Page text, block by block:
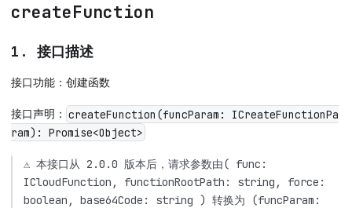
createFunction
1. 接口描述
接口功能：创建函数
接口声明： createFunction(funcParam: ICreateFunctionPa
ram): Promise<Object>
⚠️ 本接口从 2.0.0 版本后，请求参数由( func:
ICloudFunction, functionRootPath: string, force:
boolean, base64Code: string ) 转换为 (funcParam: